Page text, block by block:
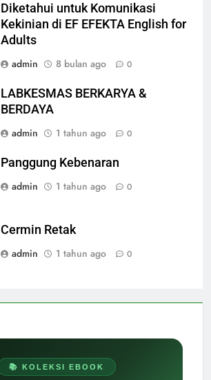
📚 KOLEKSI EBOOK
Diketahui untuk Komunikasi
Kekinian di EF EFEKTA English for
Adults
admin
8 bulan ago 0
LABKESMAS BERKARYA &
BERDAYA
admin
1 tahun ago 0
Panggung Kebenaran
admin
1 tahun ago 0
Cermin Retak
admin
1 tahun ago 0